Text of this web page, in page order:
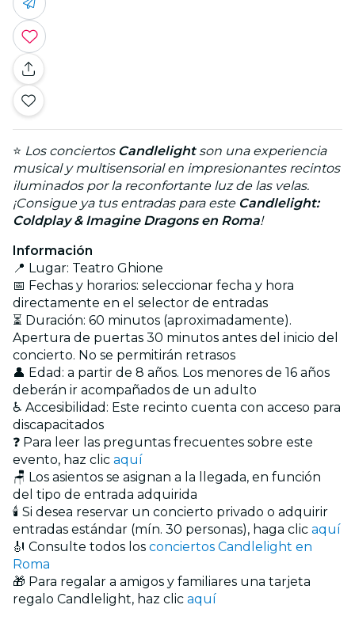
⭐ Los conciertos Candlelightson una experiencia
musical y multisensorial en impresionantes recintos
iluminados por la reconfortante luz de las velas.
¡Consigue ya tus entradas para este Candlelight:
Coldplay & Imagine Dragons en Roma!
Información
📍 Lugar: Teatro Ghione
📅 Fechas y horarios: seleccionar fecha y hora
directamente en el selector de entradas
⏳ Duración: 60 minutos (aproximadamente).
Apertura de puertas 30 minutos antes del inicio del
concierto. No se permitirán retrasos
👤 Edad: a partir de 8 años. Los menores de 16 años
deberán ir acompañados de un adulto
♿ Accesibilidad: Este recinto cuenta con acceso para
discapacitados
❓ Para leer las preguntas frecuentes sobre este
evento, haz clic aquí
🪑 Los asientos se asignan a la llegada, en función
del tipo de entrada adquirida
🕯️ Si desea reservar un concierto privado o adquirir
entradas estándar (mín. 30 personas), haga clic aquí
🎻 Consulte todos los conciertos Candlelight en
Roma
🎁 Para regalar a amigos y familiares una tarjeta
regalo Candlelight, haz clic aquí